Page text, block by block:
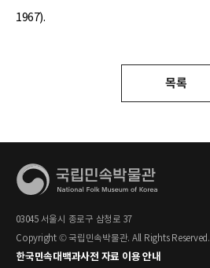
1967).
목록
03045 서울시 종로구 삼청로 37
Copyright © 국립민속박물관. All Rights Reserved.
한국민속대백과사전 자료 이용 안내